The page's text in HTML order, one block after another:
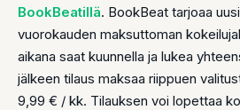
BookBeatillä. BookBeat tarjoaa
vuorokauden maksuttoman
aikana saat kuunnella ja lukea
jälkeen tilaus maksaa riippuen
9,99 € / kk. Tilauksen voi lopettaa